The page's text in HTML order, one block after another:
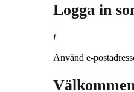
Logga in
i
Använd e-
Välkommen